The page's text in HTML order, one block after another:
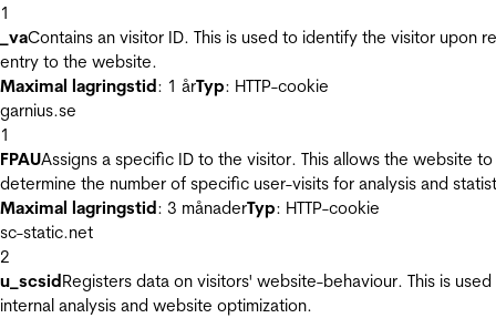
1
_vaContains an visitor ID. This is used to identify the visitor upon
entry to the website.
Maximal lagringstid: 1 årTyp: HTTP-cookie
garnius.se
1
FPAUAssigns a specific ID to the visitor. This allows the website to
determine the number of specific user-visits for analysis and
Maximal lagringstid: 3 månaderTyp: HTTP-cookie
sc-static.net
2
u_scsidRegisters data on visitors' website-behaviour. This is
internal analysis and website optimization.